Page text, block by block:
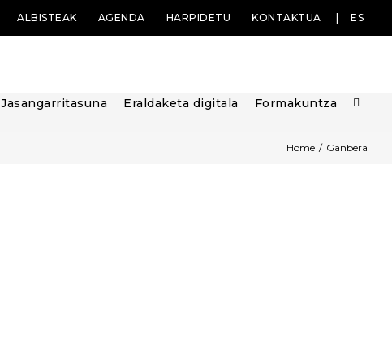
ALBISTEAK AGENDA HARPIDETU KONTAKTUA ES
Jasangarritasuna Eraldaketa digitala Formakuntza
Home / Ganbera